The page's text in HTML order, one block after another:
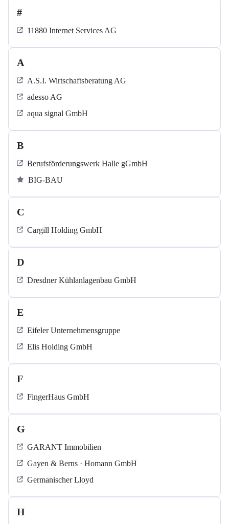
#
11880 Internet Services AG
A
A.S.I. Wirtschaftsberatung AG
adesso AG
aqua signal GmbH
B
Berufsförderungswerk Halle gGmbH
BIG-BAU
C
Cargill Holding GmbH
D
Dresdner Kühlanlagenbau GmbH
E
Eifeler Unternehmensgruppe
Elis Holding GmbH
F
FingerHaus GmbH
G
GARANT Immobilien
Gayen & Berns · Homann GmbH
Germanischer Lloyd
H